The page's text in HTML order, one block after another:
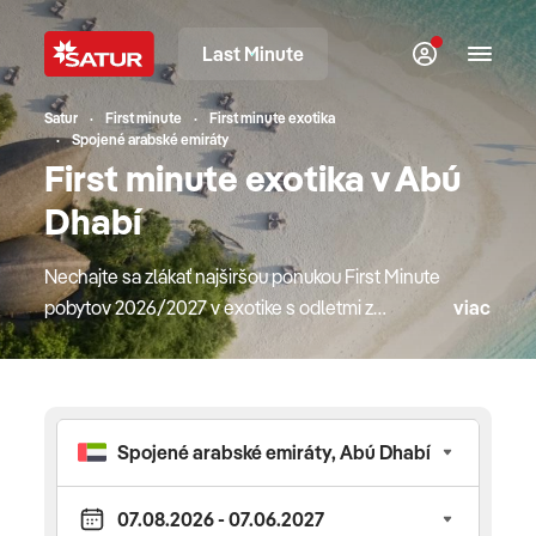
Last Minute
Satur First minute
First minute exotika
Spojené arabské emiráty
First minute exotika v Abú
Dhabí
Nechajte sa zlákať najširšou ponukou First Minute
pobytov 2026/2027 v exotike s odletmi z
Bratislavy alebo Košíc. K dispozícii sú pre vás
sprievodcu. Kúpou zájazdu od 1. júna do 31. augusta
s termínom nástupu po 15. októbri vám
garantujeme lákavé PROMO CENY, ULTRA FIRST
viac